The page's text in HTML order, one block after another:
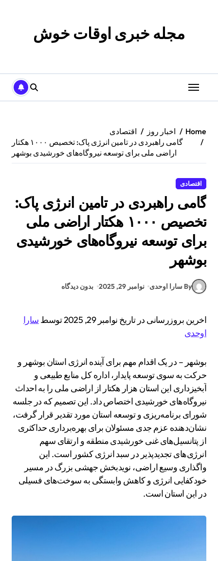
مجله خبری اوقات خوش
Home اخبار روز
اقتصادی
گامی راهبردی در تامین انرژی پاک: تخصیص ۱۰۰۰ هکتار
اراضی ملی برای توسعه نیروگاه‌های خورشیدی بوشهر
اقتصادی
گامی راهبردی در تامین انرژی پاک:
تخصیص ۱۰۰۰ هکتار اراضی ملی
برای توسعه نیروگاه‌های خورشیدی
بوشهر
By سارا اوحدی نوامبر 29, 2025 بدون دیدگاه
اخرین بروزرسانی در تاریخ نوامبر 29, 2025 توسط
سارا
اوحدی
بوشهر – در یک اقدام مهم برای آینده انرژی استان بوشهر و
حرکت به سوی توسعه پایدار، اداره کل منابع طبیعی و
آبخیزداری این استان هزار هکتار از اراضی ملی را به احداث
نیروگاه‌های خورشیدی اختصاص داد. این تصمیم که در جلسه
شورای برنامه‌ریزی و توسعه استان مورد تقدیر قرار گرفت،
نشان‌دهنده عزم جدی مسئولان برای بهره‌برداری حداکثری
از پتانسیل‌های غنی خورشیدی منطقه و ارتقای سهم
انرژی‌های تجدیدپذیر در سبد انرژی کشور است. این
واگذاری وسیع اراضی، نویدبخش جهشی بزرگ در مسیر
خودکفایی انرژی و کاهش وابستگی به سوخت‌های فسیلی
در این استان است.